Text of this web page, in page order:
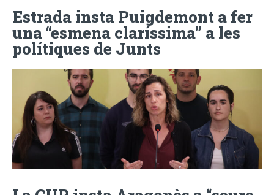
Estrada insta Puigdemont a fer
una “esmena claríssima” a les
polítiques de Junts